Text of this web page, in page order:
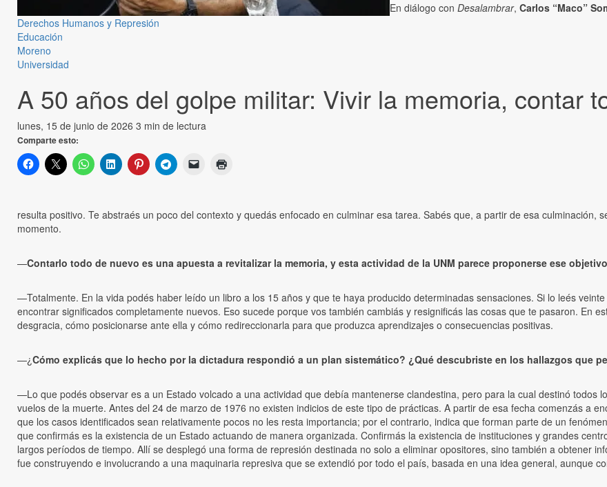
Derechos Humanos y Represión
Educación
Moreno
Universidad
A 50 años del golpe militar: Vivir la memoria, contar
lunes, 15 de junio de 2026 3 min de lectura
Comparte esto:
En diálogo con Desalambrar, Carlos “Maco”
resulta positivo. Te abstraés un poco del contexto y quedás enfocado en culminar esa tarea. Sabés que, a partir de esa culminación,
momento.
—Contarlo todo de nuevo es una apuesta a revitalizar la memoria, y esta actividad de la UNM parece proponerse ese
—Totalmente. En la vida podés haber leído un libro a los 15 años y que te haya producido determinadas sensaciones. Si lo leés
encontrar significados completamente nuevos. Eso sucede porque vos también cambiás y resignificás las cosas que te pasaron. En
desgracia, cómo posicionarse ante ella y cómo redireccionarla para que produzca aprendizajes o consecuencias positivas.
—¿Cómo explicás que lo hecho por la dictadura respondió a un plan sistemático? ¿Qué descubriste en los hallazgos que
—Lo que podés observar es a un Estado volcado a una actividad que debía mantenerse clandestina, pero para la cual destinó todos
vuelos de la muerte. Antes del 24 de marzo de 1976 no existen indicios de este tipo de prácticas. A partir de esa fecha comenzás a
que los casos identificados sean relativamente pocos no les resta importancia; por el contrario, indica que forman parte de un
que confirmás es la existencia de un Estado actuando de manera organizada. Confirmás la existencia de instituciones y grandes
largos períodos de tiempo. Allí se desplegó una forma de represión destinada no solo a eliminar opositores, sino también a obtener
fue construyendo e involucrando a una maquinaria represiva que se extendió por todo el país, basada en una idea general, aunque